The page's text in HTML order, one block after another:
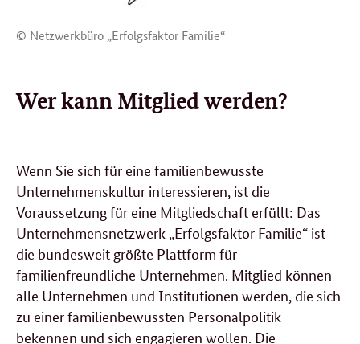
© Netzwerkbüro „Erfolgsfaktor Familie“
Wer kann Mitglied werden?
Wenn Sie sich für eine familienbewusste
Unternehmenskultur interessieren, ist die
Voraussetzung für eine Mitgliedschaft erfüllt: Das
Unternehmensnetzwerk „Erfolgsfaktor Familie“ ist
die bundesweit größte Plattform für
familienfreundliche Unternehmen. Mitglied können
alle Unternehmen und Institutionen werden, die sich
zu einer familienbewussten Personalpolitik
bekennen und sich engagieren wollen. Die